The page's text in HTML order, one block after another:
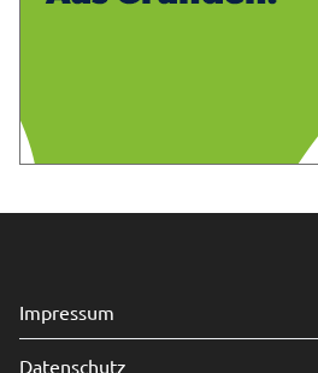
Impressum
Datenschutz